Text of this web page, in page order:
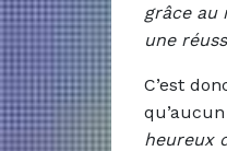
grâce au
une
C’est
heureux